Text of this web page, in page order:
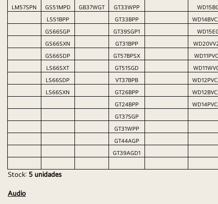
LM57SPN GS51MPD GB37WGT GT33WPP
LS51BPP
GT33BPP
GS66SGP
GT39SGP1
GS66SXN
GT31BPP
GS66SDP
GT57BPSX
LS66SXT
GT51SGD
LS66SDP
VT37BPB
LS66SXN
GT26BPP
GT24BPP
GT37SGP
GT31WPP
GT44AGP
GT39AGD1
Stock: 5 unidades
Audio